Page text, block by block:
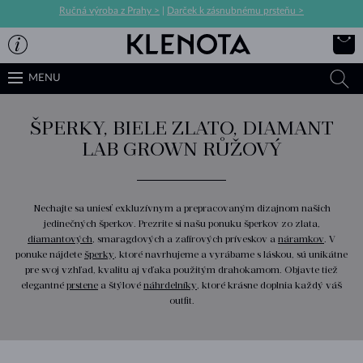
Ručná výroba z Prahy > Darček k zásnubnému prsteňu >
MENU
ŠPERKY, BIELE ZLATO, DIAMANT
LAB GROWN RŮŽOVÝ
Nechajte sa uniesť exkluzívnym a prepracovaným dizajnom našich
jedinečných šperkov. Prezrite si našu ponuku šperkov zo zlata,
diamantových, smaragdových a zafírových príveskov a náramkov. V
ponuke nájdete šperky, ktoré navrhujeme a vyrábame s láskou, sú unikátne
pre svoj vzhľad, kvalitu aj vďaka použitým drahokamom. Objavte tiež
elegantné prstene a štýlové náhrdelníky, ktoré krásne doplnia každý váš
outfit.